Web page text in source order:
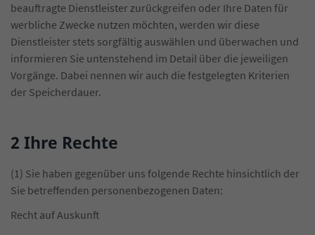
beauftragte Dienstleister zurückgreifen oder Ihre Daten für
werbliche Zwecke nutzen möchten, werden wir diese
Dienstleister stets sorgfältig auswählen und überwachen und
informieren Sie untenstehend im Detail über die jeweiligen
Vorgänge. Dabei nennen wir auch die festgelegten Kriterien
der Speicherdauer.
2 Ihre Rechte
(1) Sie haben gegenüber uns folgende Rechte hinsichtlich der
Sie betreffenden personenbezogenen Daten:
Recht auf Auskunft